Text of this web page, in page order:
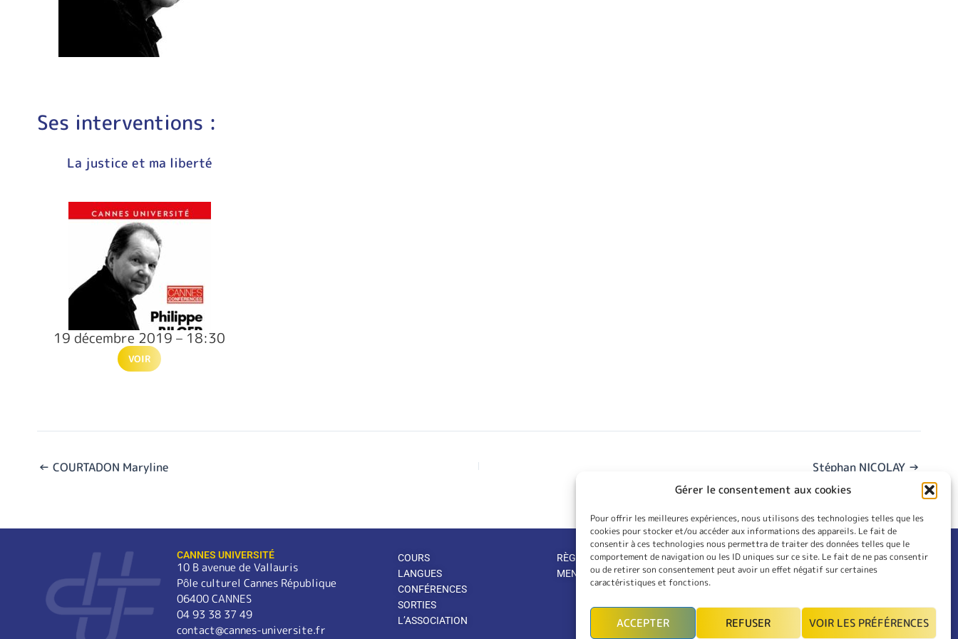
Gérer le consentement aux cookies
Pour offrir les meilleures expériences, nous utilisons des technologies telles que les
cookies pour stocker et/ou accéder aux informations des appareils. Le fait de
consentir à ces technologies nous permettra de traiter des données telles que le
comportement de navigation ou les ID uniques sur ce site. Le fait de ne pas consentir
ou de retirer son consentement peut avoir un effet négatif sur certaines
caractéristiques et fonctions.
ACCEPTER REFUSER VOIR LES PRÉFÉRENCES
Ses interventions :
La justice et ma liberté
19 décembre 2019 – 18:30
VOIR
← COURTADON Maryline Stéphan NICOLAY →
CANNES UNIVERSITÉ
10 B avenue de Vallauris
Pôle culturel Cannes République
06400 CANNES
04 93 38 37 49
contact@cannes-universite.fr
COURS
LANGUES
CONFÉRENCES
SORTIES
L’ASSOCIATION
RÈGLEMENT INTÉRIEUR
MENTIONS LÉGALES
CONTACT
INSCRIPTION